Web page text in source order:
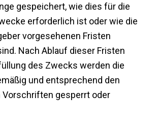
gespeichert, wie dies für die
erforderlich ist oder wie die
vorgesehenen Fristen
Nach Ablauf dieser Fristen
des Zwecks werden die
und entsprechend den
gesperrt oder